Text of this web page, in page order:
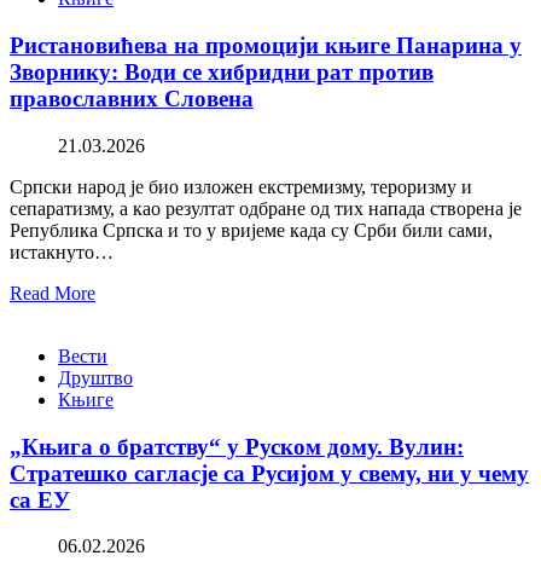
Ристановићева на промоцији књиге Панарина у
Зворнику: Води се хибридни рат против
православних Словена
21.03.2026
Српски народ је био изложен екстремизму, тероризму и
сепаратизму, а као резултат одбране од тих напада створена је
Република Српска и то у вријеме када су Срби били сами,
истакнуто…
Read More
Вести
Друштво
Књиге
„Књига о братству“ у Руском дому. Вулин:
Стратешко сагласје са Русијом у свему, ни у чему
са ЕУ
06.02.2026